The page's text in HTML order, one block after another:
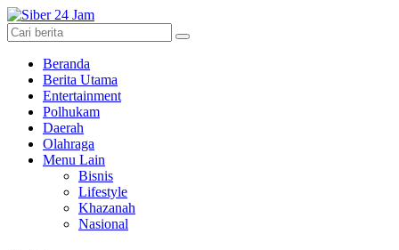
Beranda
Berita Utama
Entertainment
Polhukam
Daerah
Olahraga
Menu Lain
Bisnis
Lifestyle
Khazanah
Nasional